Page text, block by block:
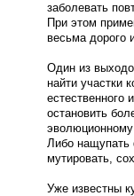
заболевать
При этом
весьма дорого
Один из
найти участки
естественного
остановить
Либо нащупать
мутировать,
Уже известны